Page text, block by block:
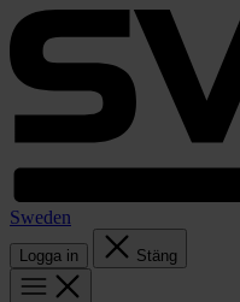
Sweden
Logga in Stäng